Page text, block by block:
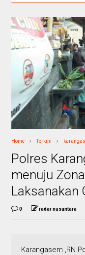
Home Terkini
Polres
menuju
Laksanakan
0 radar nusantara
Karangasem ,RN